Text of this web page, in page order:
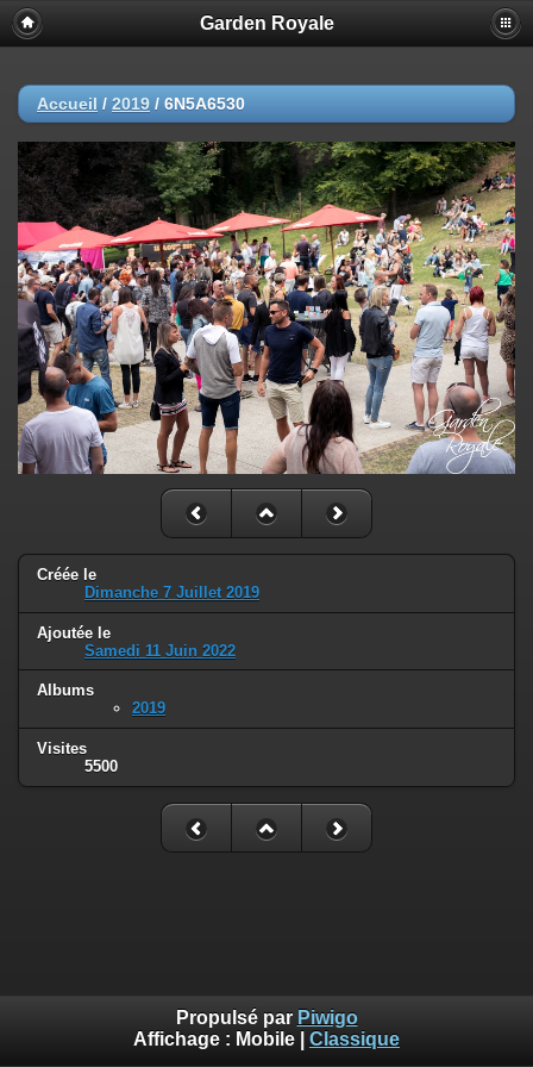
Garden Royale
Accueil / 2019 / 6N5A6530
Créée le
Dimanche 7 Juillet 2019
Ajoutée le
Samedi 11 Juin 2022
Albums
2019
Visites
5500
Propulsé par Piwigo
Affichage : Mobile Classique